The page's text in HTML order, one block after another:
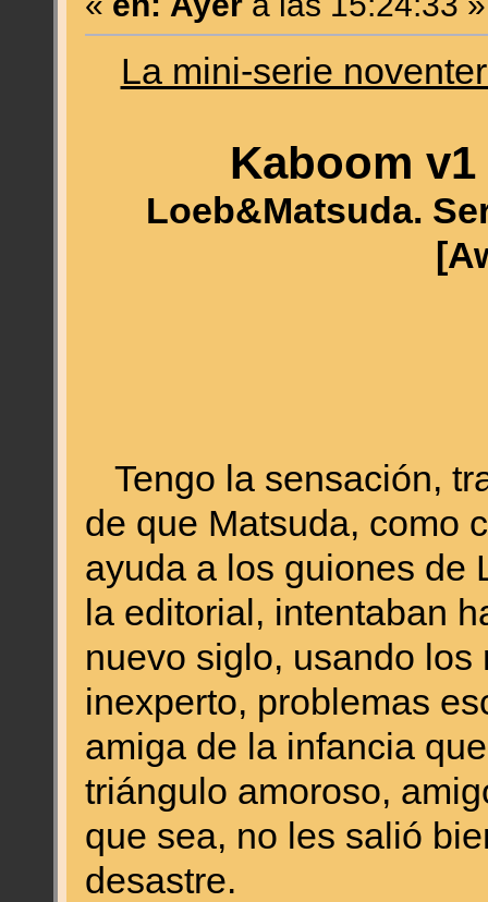
La mini-serie
Kaboom v1
Loeb&Matsuda.
Tengo la sensación,
de que Matsuda, como
ayuda a los guiones de
la editorial, intentaban
nuevo siglo, usando
inexperto, problemas
amiga de la infancia
triángulo amoroso,
que sea, no les salió
desastre.